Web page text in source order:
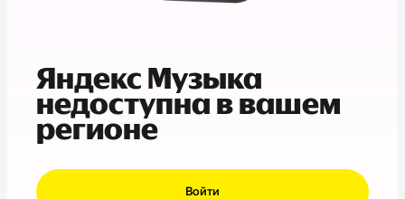
Яндекс Музыка
недоступна в вашем
регионе
Войти